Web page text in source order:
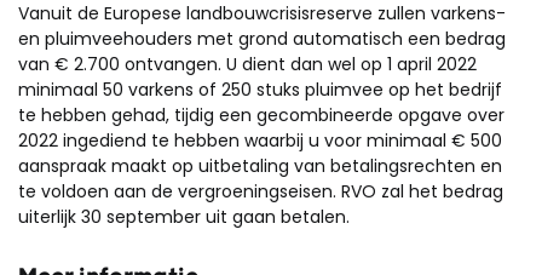
Vanuit de Europese landbouwcrisisreserve zullen varkens-
en pluimveehouders met grond automatisch een bedrag
van € 2.700 ontvangen. U dient dan wel op 1 april 2022
minimaal 50 varkens of 250 stuks pluimvee op het bedrijf
te hebben gehad, tijdig een gecombineerde opgave over
2022 ingediend te hebben waarbij u voor minimaal € 500
aanspraak maakt op uitbetaling van betalingsrechten en
te voldoen aan de vergroeningseisen. RVO zal het bedrag
uiterlijk 30 september uit gaan betalen.